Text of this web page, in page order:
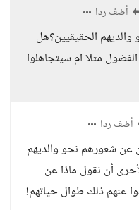
أضف ردا
الحقيقيين؟هل
مثلا ام سيتجاهلوا
أضف ردا
عن شعورهم نحو والديهم
أن نقول ماذا عن
عنهم ذلك طوال حياتهم!